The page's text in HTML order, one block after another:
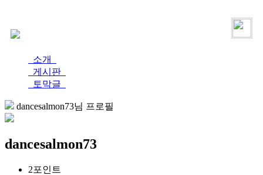
소개
게시판
토막글
dancesalmon73님 프로필
dancesalmon73
2포인트